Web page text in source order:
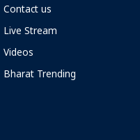
Contact us
Live Stream
Videos
Bharat Trending